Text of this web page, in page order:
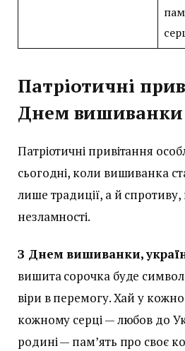
Патріотичні
Днем вишиванки
Патріотичні привітання
сьогодні, коли вишиванка
лише традиції, а й спротиву,
незламності.
З Днем вишиванки,
вишита сорочка буде
віри в перемогу. Хай у
кожному серці — любов до
родині — пам’ять про своє